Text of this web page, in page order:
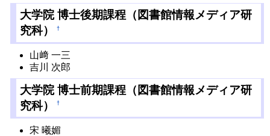
大学院 博士後期課程（図書館情報メディア研
究科）
†
山﨑 一三
吉川 次郎
大学院 博士前期課程（図書館情報メディア研
究科）
†
宋 曦媚